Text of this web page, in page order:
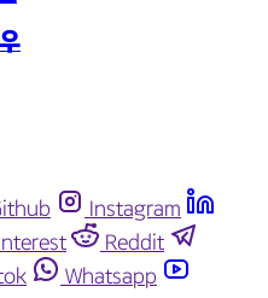
Instagram
Reddit
Whatsapp